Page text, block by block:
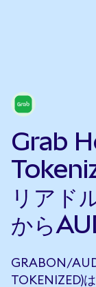
Grab
リアド
から
GRABON/
TOKENIZED)